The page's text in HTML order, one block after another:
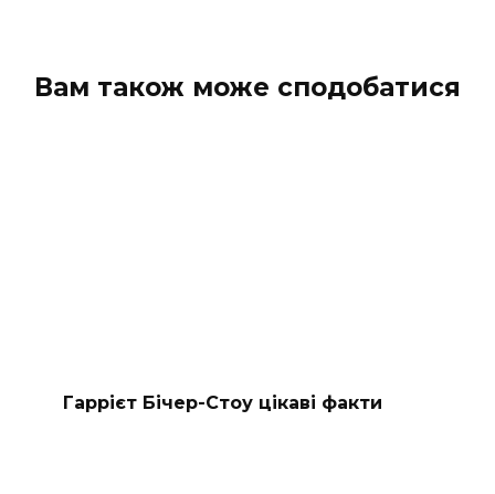
Вам також може сподобатися
Гаррієт Бічер-Стоу цікаві факти